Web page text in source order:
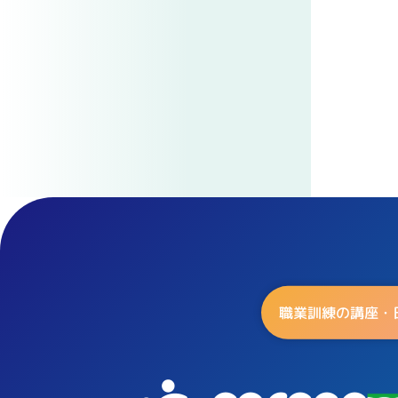
職業訓練の講座・